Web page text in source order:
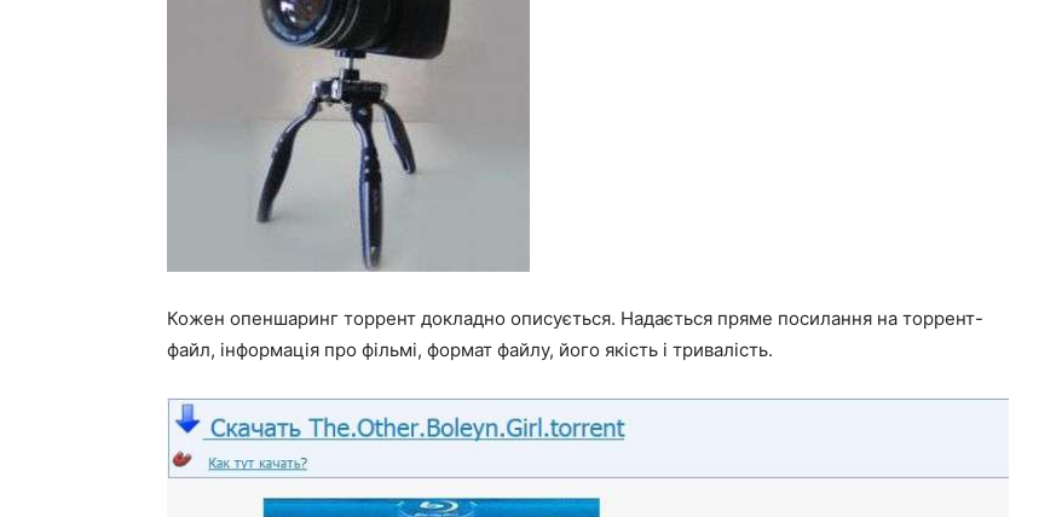
Кожен опеншаринг торрент докладно описується. Надається пряме посилання на торрент-
файл, інформація про фільмі, формат файлу, його якість і тривалість.